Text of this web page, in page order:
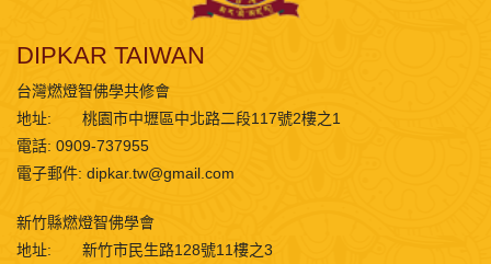
DIPKAR TAIWAN
台灣燃燈智佛學共修會
地址:
桃園市中壢區中北路二段117號2樓之1
電話: 0909-737955
電子郵件: dipkar.tw@gmail.com
新竹縣燃燈智佛學會
地址:
新竹市民生路128號11樓之3